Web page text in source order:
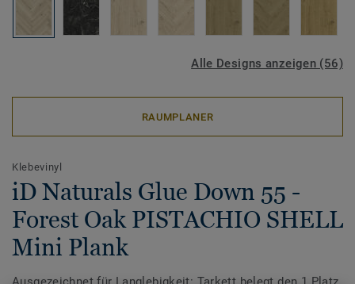
Alle Designs anzeigen (56)
RAUMPLANER
Klebevinyl
iD Naturals Glue Down 55 -
Forest Oak PISTACHIO SHELL
Mini Plank